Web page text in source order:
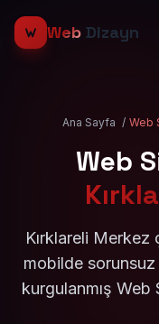
Web Dizayn
Ana Sayfa / Web
Web
Kırklareli
mobilde sorunsuz
kurgulanmış Web